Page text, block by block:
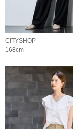
CITYSHOP
168cm